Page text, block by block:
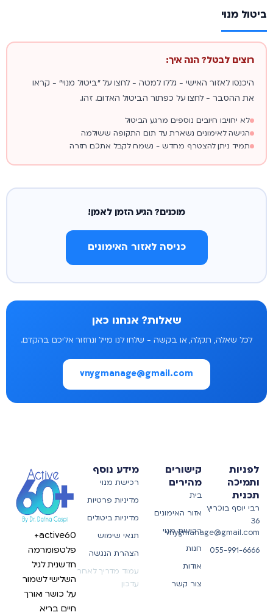
ביטול מנוי
רוצים לבטל? הנה איך:
היכנסו לאזור האישי - גללו למטה - לחצו על "ביטול מנוי" - קראו
את ההסבר - לחצו על כפתור הביטול האדום. זהו.
לא יחויבו חיובים נוספים מרגע הביטול
הגישה לאימונים נשארת עד תום התקופה ששולמה
תמיד ניתן להצטרף מחדש - נשמח לקבל אתכם חזרה
מוכנים? הגיע הזמן לאמן!
כניסה לאזור האימונים
שאלות? אנחנו כאן
לכל שאלה, תקלה, או בקשה - שלחו לנו מייל ונחזור אליכם בהקדם.
vnygmanage@gmail.com
קישורים
מהירים
בית
אזור האימונים
רכישת מנוי
חנות
אודות
צור קשר
מידע נוסף
רכישת מנוי
מדיניות פרטיות
מדיניות ביטולים
תנאי שימוש
הצהרת הנגשה
עמוד מדריך לאחר
עדכון
לפניות
ותמיכה
תכנית
רבי יוסף בוכריץ
36
vnygmanage@gmail.com
055-991-6666
active60+
פלטפומרמה
חדשנית לגיל
השלישי לשמור
על כושר ואורך
חיים בריא